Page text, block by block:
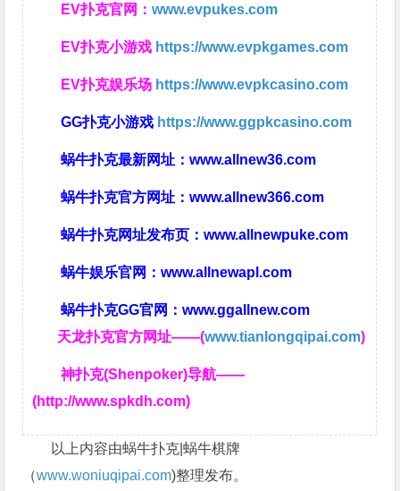
EV扑克官网：www.evpukes.com
EV扑克小游戏 https://www.evpkgames.com
EV扑克娱乐场 https://www.evpkcasino.com
GG扑克小游戏 https://www.ggpkcasino.com
蜗牛扑克最新网址：www.allnew36.com
蜗牛扑克官方网址：www.allnew366.com
蜗牛扑克网址发布页：www.allnewpuke.com
蜗牛娱乐官网：www.allnewapl.com
蜗牛扑克GG官网：www.ggallnew.com
天龙扑克官方网址——(www.tianlongqipai.com)
神扑克(Shenpoker)导航——
(http://www.spkdh.com)
以上内容由蜗牛扑克|蜗牛棋牌
（www.woniuqipai.com)整理发布。